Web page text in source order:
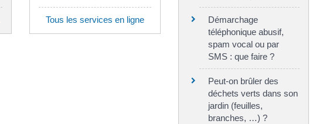
Tous les services en ligne
Démarchage
téléphonique abusif,
spam vocal ou par
SMS : que faire ?
Peut-on brûler des
déchets verts dans son
jardin (feuilles,
branches, …) ?